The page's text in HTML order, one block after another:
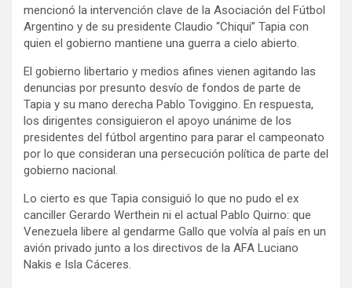
mencionó la intervención clave de la Asociación del Fútbol
Argentino y de su presidente Claudio “Chiqui” Tapia con
quien el gobierno mantiene una guerra a cielo abierto.
El gobierno libertario y medios afines vienen agitando las
denuncias por presunto desvío de fondos de parte de
Tapia y su mano derecha Pablo Toviggino. En respuesta,
los dirigentes consiguieron el apoyo unánime de los
presidentes del fútbol argentino para parar el campeonato
por lo que consideran una persecución política de parte del
gobierno nacional.
Lo cierto es que Tapia consiguió lo que no pudo el ex
canciller Gerardo Werthein ni el actual Pablo Quirno: que
Venezuela libere al gendarme Gallo que volvía al país en un
avión privado junto a los directivos de la AFA Luciano
Nakis e Isla Cáceres.